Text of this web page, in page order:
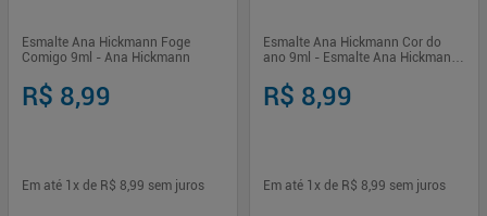
Esmalte Ana Hickmann Foge
Comigo 9ml - Ana Hickmann
R$ 8,99
Em até 1 x de R$ 8,99 sem juros
Esmalte Ana Hickmann Cor do
ano 9ml - Esmalte Ana Hickmann
R$ 8,99
Em até 1 x de R$ 8,99 sem juros